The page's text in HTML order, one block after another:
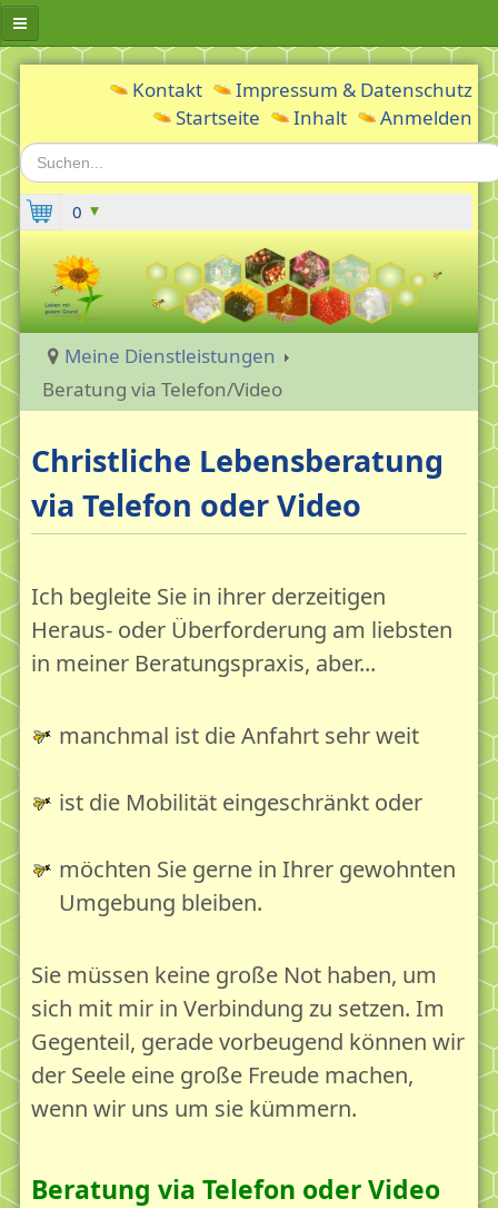
Impressum & Datenschutz
Kontakt
Anmelden
Inhalt
Startseite
Suchen...
0
Meine Dienstleistungen
Beratung via Telefon/Video
Erwachsenleben gUG
Inge Westermann
Berufliche Vita
Meine Geschichte
Meine Motivation: Gesundheit fördern -
Depression vorbeugen
Gründung und Zweck
Fördern & Mitmachen
Spenden
Verbunden mit...
Die erschöpfte Gesellschaft
Die Erschöpfungskrise des Erwachsenen - Die Lage
Erschöpfungsdepression - Depression
Erschöpfung als Aufgabe und Chance
Leben & Reife 18plus - Das Ermutigungskonzept
Als Gesellschaft reifen - Ressourcen stärken
Unsere Angebote für Deinen Lebensgarten
Bildung
Christliche Lebensberatung
via Telefon oder Video
Ich begleite Sie in ihrer derzeitigen
Heraus- oder Überforderung am liebsten
in meiner Beratungspraxis, aber...
manchmal ist die Anfahrt sehr weit
ist die Mobilität eingeschränkt oder
möchten Sie gerne in Ihrer gewohnten
Umgebung bleiben.
Sie müssen keine große Not haben, um
sich mit mir in Verbindung zu setzen. Im
Gegenteil, gerade vorbeugend können wir
der Seele eine große Freude machen,
wenn wir uns um sie kümmern.
Beratung via Telefon oder Video